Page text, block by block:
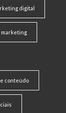
digital
conteúdo